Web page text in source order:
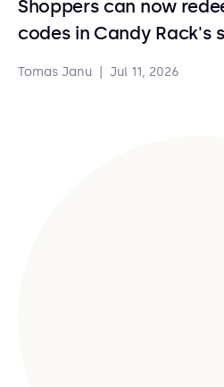
Shoppers can now
codes in Candy Rack's
Tomas Janu Jul 11, 2026